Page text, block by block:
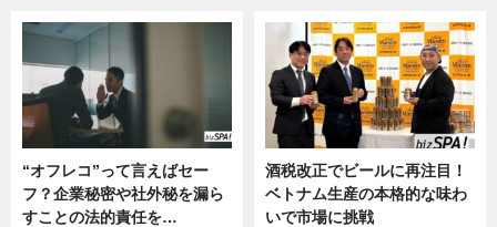
“オフレコ”って言えばセー
フ？企業秘密や社外秘を漏ら
すことの法的責任を…
酒税改正でビールに再注目！
ベトナム生産の本格的な味わ
いで市場に挑戦